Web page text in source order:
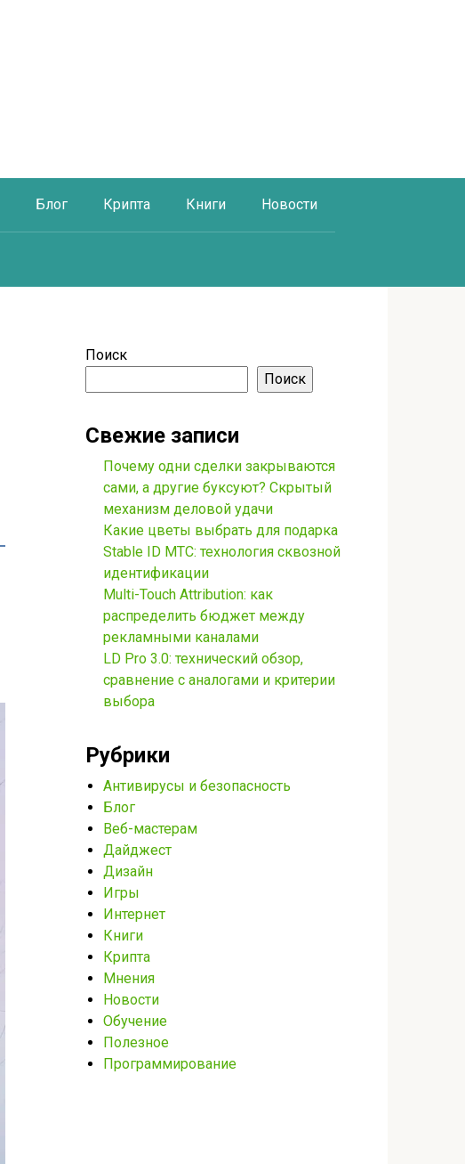
Блог Крипта Книги Новости
Поиск
Поиск
Свежие записи
Почему одни сделки закрываются
сами, а другие буксуют? Скрытый
механизм деловой удачи
Какие цветы выбрать для подарка
Stable ID МТС: технология сквозной
идентификации
Multi-Touch Attribution: как
распределить бюджет между
рекламными каналами
LD Pro 3.0: технический обзор,
сравнение с аналогами и критерии
выбора
Рубрики
Антивирусы и безопасность
Блог
Веб-мастерам
Дайджест
Дизайн
Игры
Интернет
Книги
Крипта
Мнения
Новости
Обучение
Полезное
Программирование